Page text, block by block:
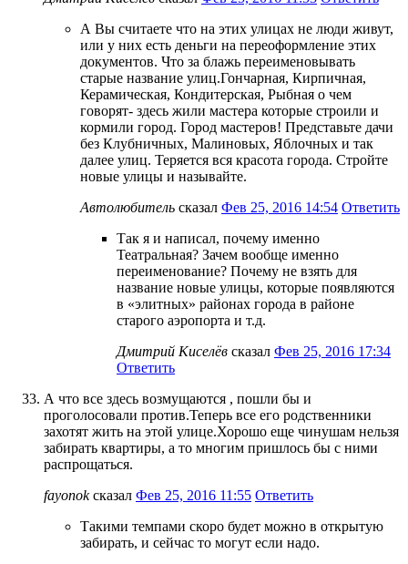
А Вы считаете что на этих улицах не люди живут,
или у них есть деньги на переоформление этих
документов. Что за блажь переименовывать
старые название улиц.Гончарная, Кирпичная,
Керамическая, Кондитерская, Рыбная о чем
говорят- здесь жили мастера которые строили и
кормили город. Город мастеров! Представьте дачи
без Клубничных, Малиновых, Яблочных и так
далее улиц. Теряется вся красота города. Стройте
новые улицы и называйте.
Автолюбитель сказал Фев 25, 2016 14:54 Ответить
Так я и написал, почему именно
Театральная? Зачем вообще именно
переименование? Почему не взять для
название новые улицы, которые появляются
в «элитных» районах города в районе
старого аэропорта и т.д.
Дмитрий Киселёв сказал Фев 25, 2016 17:34
Ответить
А что все здесь возмущаются , пошли бы и
проголосовали против.Теперь все его родственники
захотят жить на этой улице.Хорошо еще чинушам нельзя
забирать квартиры, а то многим пришлось бы с ними
распрощаться.
fayonokсказал Фев 25, 2016 11:55 Ответить
Такими темпами скоро будет можно в открытую
забирать, и сейчас то могут если надо.